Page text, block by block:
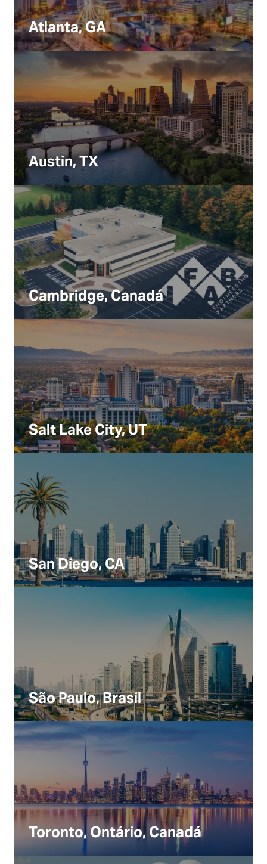
Atlanta, GA
Austin, TX
Cambridge, Canadá
Salt Lake City, UT
San Diego, CA
São Paulo, Brasil
Toronto, Ontário, Canadá